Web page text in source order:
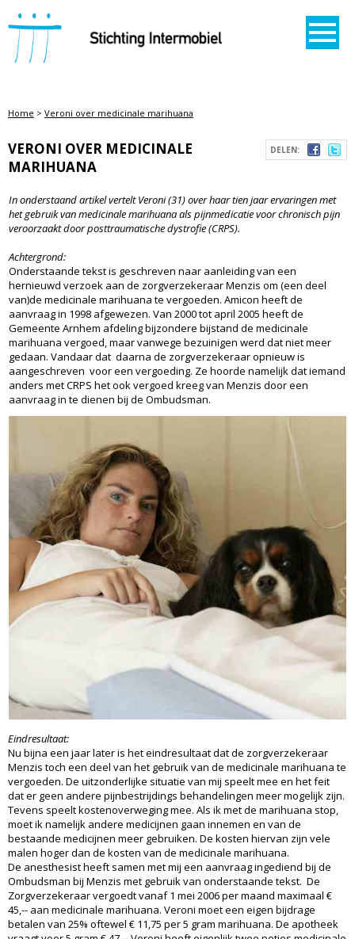
STICHTING INTERMOBIEL
Home > Veroni over medicinale marihuana
DELEN:
VERONI OVER MEDICINALE
MARIHUANA
In onderstaand artikel vertelt Veroni (31) over haar tien jaar ervaringen met
het gebruik van medicinale marihuana als pijnmedicatie voor chronisch pijn
veroorzaakt door posttraumatische dystrofie (CRPS).
Achtergrond:
Onderstaande tekst is geschreven naar aanleiding van een
hernieuwd verzoek aan de zorgverzekeraar Menzis om (een deel
van)de medicinale marihuana te vergoeden. Amicon heeft de
aanvraag in 1998 afgewezen. Van 2000 tot april 2005 heeft de
Gemeente Arnhem afdeling bijzondere bijstand de medicinale
marihuana vergoed, maar vanwege bezuinigen werd dat niet meer
gedaan. Vandaar dat daarna de zorgverzekeraar opnieuw is
aangeschreven voor een vergoeding. Ze hoorde namelijk dat iemand
anders met CRPS het ook vergoed kreeg van Menzis door een
aanvraag in te dienen bij de Ombudsman.
Eindresultaat:
Nu bijna een jaar later is het eindresultaat dat de zorgverzekeraar
Menzis toch een deel van het gebruik van de medicinale marihuana te
vergoeden. De uitzonderlijke situatie van mij speelt mee en het feit
dat er geen andere pijnbestrijdings behandelingen meer mogelijk zijn.
Tevens speelt kostenoverweging mee. Als ik met de marihuana stop,
moet ik namelijk andere medicijnen gaan innemen en van de
bestaande medicijnen meer gebruiken. De kosten hiervan zijn vele
malen hoger dan de kosten van de medicinale marihuana.
De anesthesist heeft samen met mij een aanvraag ingediend bij de
Ombudsman bij Menzis met gebruik van onderstaande tekst. De
Zorgverzekeraar vergoedt vanaf 1 mei 2006 per maand maximaal €
45,-- aan medicinale marihuana. Veroni moet een eigen bijdrage
betalen van 25% oftewel € 11,75 per 5 gram marihuana. De apotheek